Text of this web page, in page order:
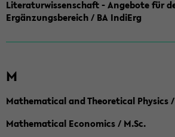
Literaturwissenschaft - Angebote für
Ergänzungsbereich / BA IndiErg
M
Mathematical and Theoretical Physics /
Mathematical Economics / M.Sc.